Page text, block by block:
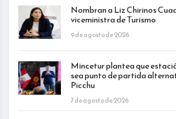
Nombran a Liz Chirinos
viceministra de Turismo
9 de agosto de 2026
Mincetur plantea que
sea punto de partida
Picchu
7 de agosto de 2026